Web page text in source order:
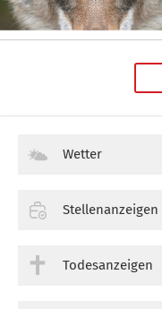
Wetter
Stellenanzeigen
Todesanzeigen